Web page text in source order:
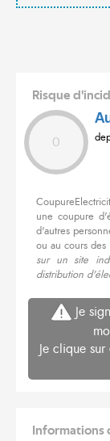
Risque
0
une coupure
d'autres
ou au cours
sur un site
distribution
Je
Je clique sur
Informations